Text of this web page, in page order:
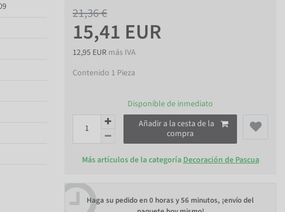
21,36 €
15,41 EUR
12,95 EUR más IVA
Contenido 1 Pieza
Disponible de inmediato
Añadir a la cesta de la
compra
Más artículos de la categoría Decoración de Pascua
Haga su pedido en0 horas y 56 minutos, ¡envío del